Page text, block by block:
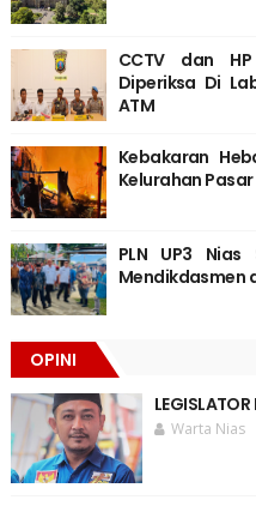
CCTV dan
Diperiksa Di
ATM
Kebakaran
Kelurahan
PLN UP3
Mendikdasmen
OPINI
Warta Nias